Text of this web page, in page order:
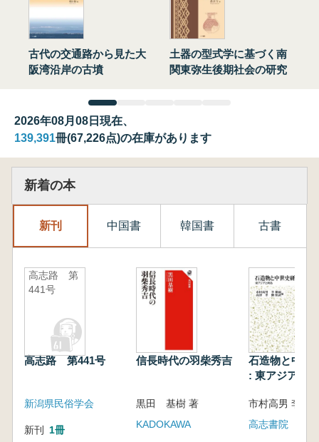
古代の交通路から見た大
阪湾沿岸の古墳
土器の型式学に基づく南
関東弥生後期社会の研究
2026年08月08日現在、
139,391冊(67,226点)の在庫があります
新着の本
新刊 中国書 韓国書 古書
高志路 第
441号
高志路 第441号
新潟県民俗学会
新刊 1冊
信長時代の羽柴秀吉
黒田 基樹 著
KADOKAWA
石造物と中世
: 東アジアと
高志書院